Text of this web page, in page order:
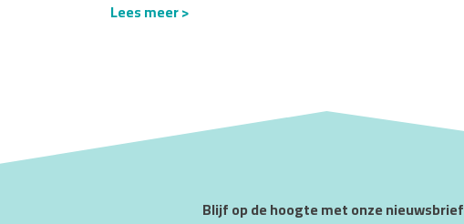
Lees meer >
Blijf op de hoogte met onze nieuwsbrief